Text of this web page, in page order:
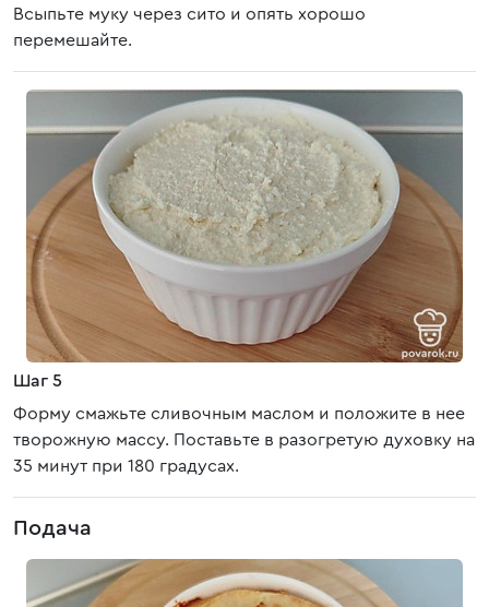
Всыпьте муку через сито и опять хорошо
перемешайте.
Шаг 5
Форму смажьте сливочным маслом и положите в нее
творожную массу. Поставьте в разогретую духовку на
35 минут при 180 градусах.
Подача